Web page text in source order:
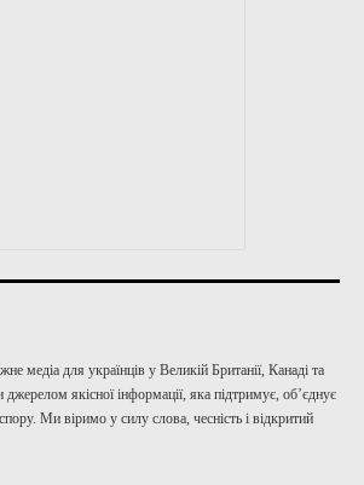
медіа для українців у Великій Британії, Канаді та
якісної інформації, яка підтримує, об’єднує
Ми віримо у силу слова, чесність і відкритий